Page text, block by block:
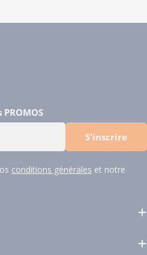
S'inscrire
conditions générales et notre